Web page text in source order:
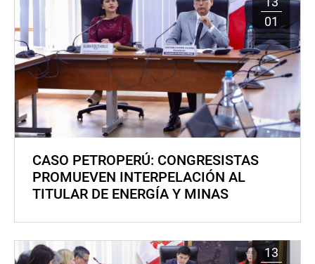
01
CASO PETROPERÚ: CONGRESISTAS
PROMUEVEN INTERPELACIÓN AL
TITULAR DE ENERGÍA Y MINAS
13